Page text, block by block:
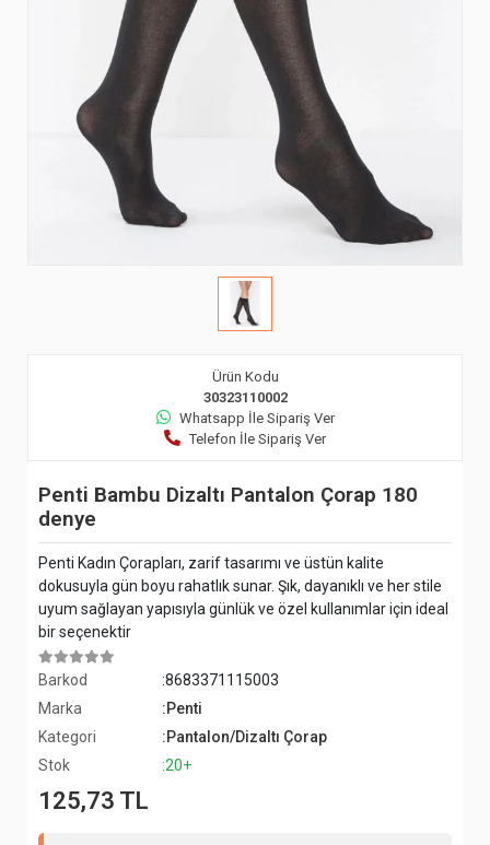
Ürün Kodu
30323110002
Whatsapp İle Sipariş Ver
Telefon İle Sipariş Ver
Penti Bambu Dizaltı Pantalon Çorap 180
denye
Penti Kadın Çorapları, zarif tasarımı ve üstün kalite
dokusuyla gün boyu rahatlık sunar. Şık, dayanıklı ve her stile
uyum sağlayan yapısıyla günlük ve özel kullanımlar için ideal
bir seçenektir
Barkod
:8683371115003
Marka
:Penti
Kategori
:Pantalon/Dizaltı Çorap
Stok
:20+
125,73 TL